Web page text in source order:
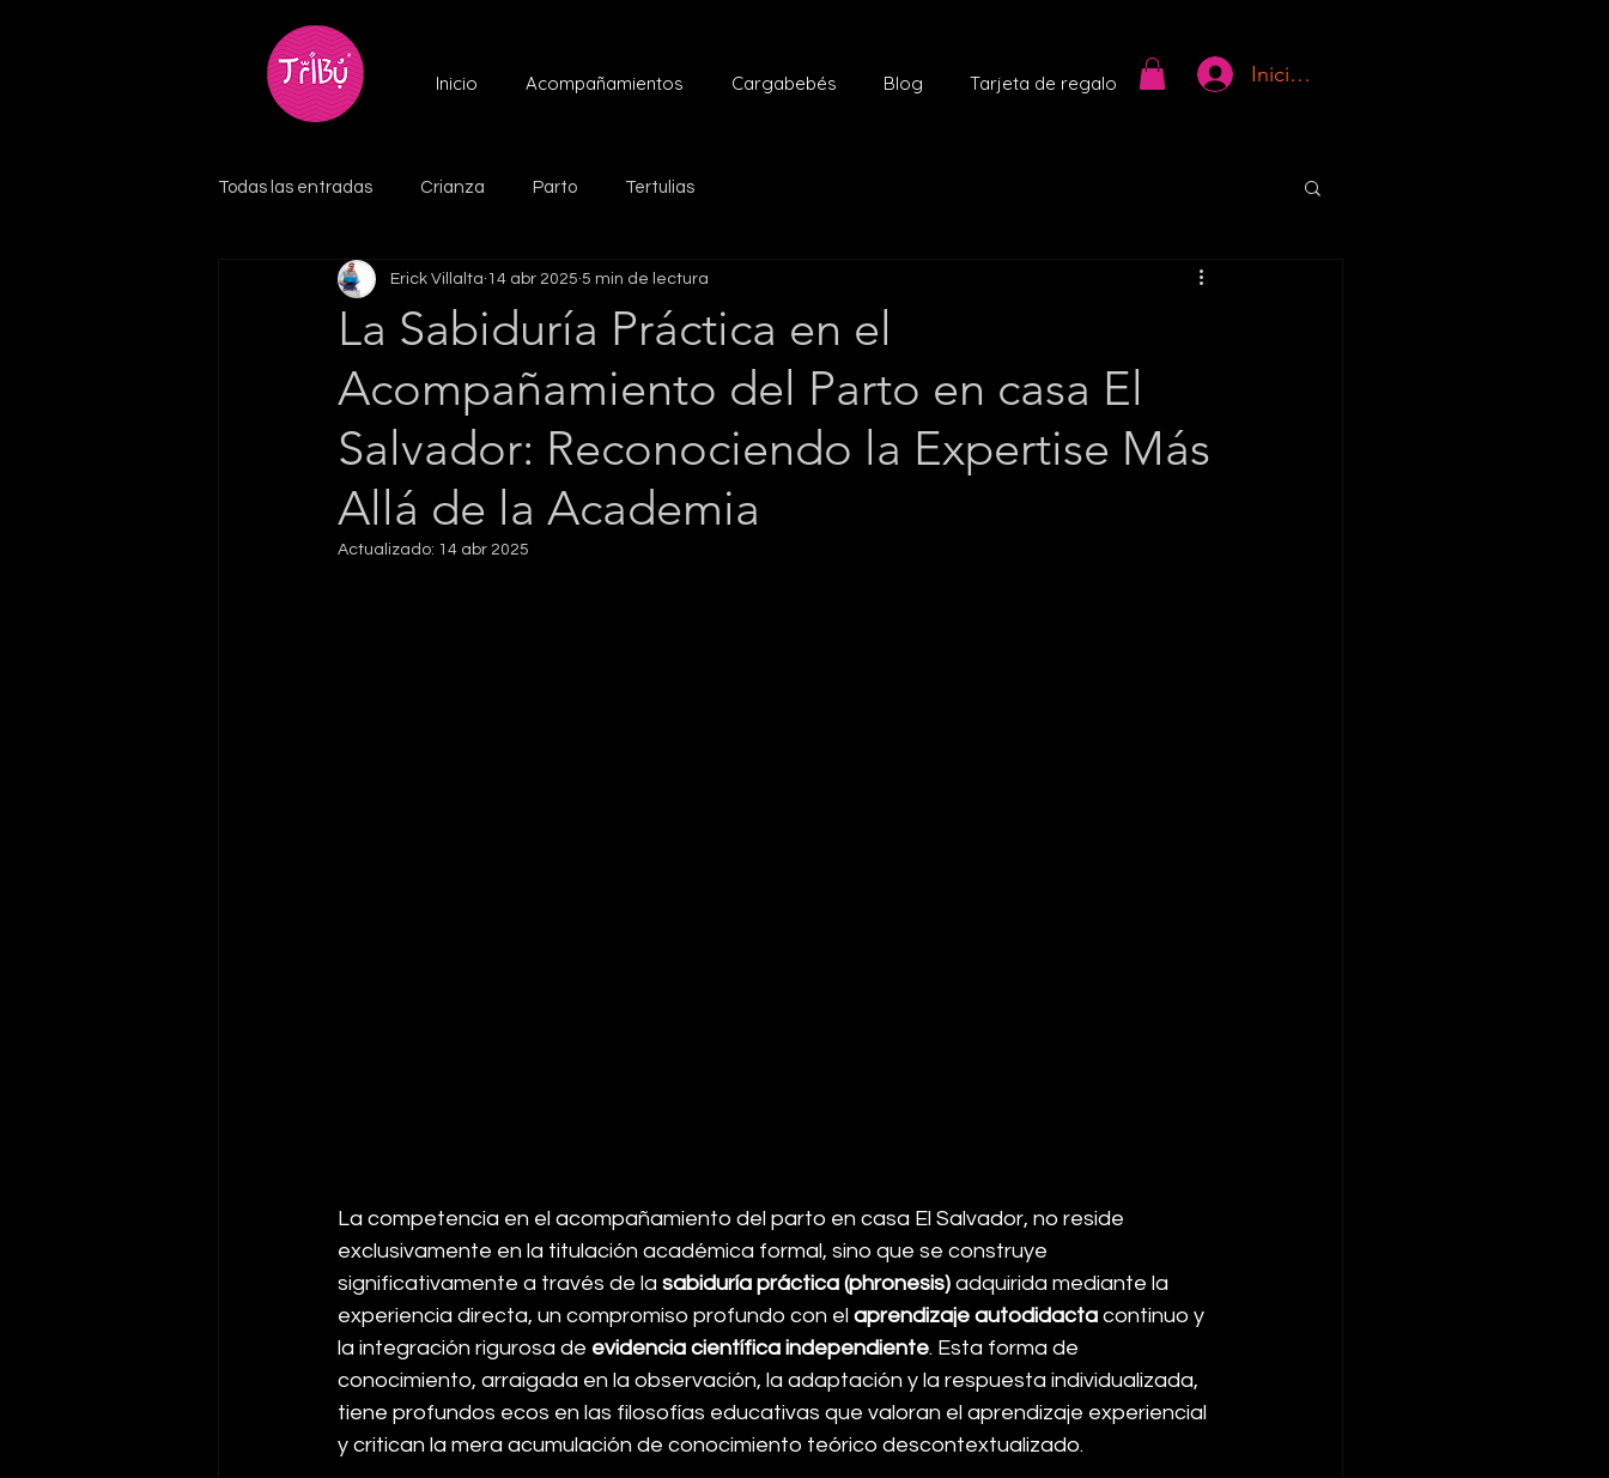
Inicio Acompañamientos Cargabebés Blog Tarjeta de regalo Iniciar sesión
Todas las entradas Crianza Parto Tertulias
La Sabiduría Práctica en el
Acompañamiento del Parto en casa El
Salvador: Reconociendo la Expertise Más
Allá de la Academia
Erick Villalta 14 abr 2025 5 min de lectura
Actualizado: 14 abr 2025
La competencia en el acompañamiento del parto en casa El Salvador, no reside
exclusivamente en la titulación académica formal, sino que se construye
significativamente a través de la sabiduría práctica (phronesis) adquirida mediante la
experiencia directa, un compromiso profundo con el aprendizaje autodidacta continuo y
la integración rigurosa de evidencia científica independiente. Esta forma de
conocimiento, arraigada en la observación, la adaptación y la respuesta individualizada,
tiene profundos ecos en las filosofías educativas que valoran el aprendizaje experiencial
y critican la mera acumulación de conocimiento teórico descontextualizado.